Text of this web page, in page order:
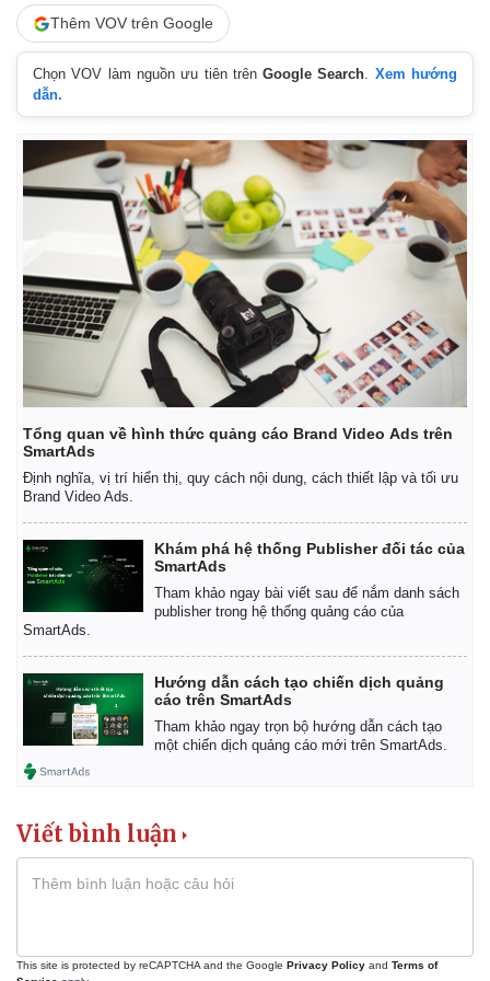
Tư vấn luật
Bóng đá
Ô tô
Thêm VOV trên Google
Chọn VOV làm nguồn ưu tiên trênGoogle Search. Xem hướng
dẫn.
Tổng quan về hình thức quảng cáo Brand Video Ads trên
SmartAds
Định nghĩa, vị trí hiển thị, quy cách nội dung, cách thiết lập và tối ưu
Brand Video Ads.
Khám phá hệ thống Publisher đối tác của
SmartAds
Tham khảo ngay bài viết sau để nắm danh sách
publisher trong hệ thống quảng cáo của
SmartAds.
Hướng dẫn cách tạo chiến dịch quảng
cáo trên SmartAds
Tham khảo ngay trọn bộ hướng dẫn cách tạo
một chiến dịch quảng cáo mới trên SmartAds.
Viết bình luận
This site is protected by reCAPTCHA and the Google Privacy Policy and Terms of